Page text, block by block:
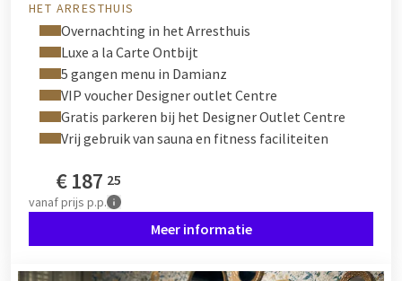
HET ARRESTHUIS
Overnachting in het Arresthuis
Luxe a la Carte Ontbijt
5 gangen menu in Damianz
VIP voucher Designer outlet Centre
Gratis parkeren bij het Designer Outlet Centre
Vrij gebruik van sauna en fitness faciliteiten
€187 25
vanafprijs p.p.
Meer informatie